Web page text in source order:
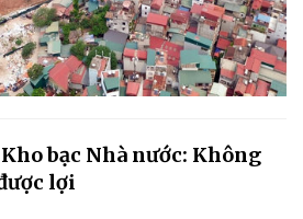
bạc Nhà nước: Không
lợi